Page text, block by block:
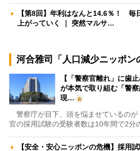
【第8回】年利はなんと14.6％！ 毎
上がっていく ｜ 突然マルサ…
河合雅司「人口減少ニッポン
【「警察官離れ」に歯
が本気で取り組む「警
現…
警察庁が目下、頭を悩ませているのが
官の採用試験の受験者数は10年間で2分
【安全・安心ニッポンの危機】採用